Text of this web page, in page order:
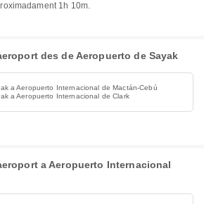
1h 10m.
des de Aeropuerto de Sayak
a Aeropuerto Internacional de Mactán-Cebú
a Aeropuerto Internacional de Clark
a Aeropuerto Internacional